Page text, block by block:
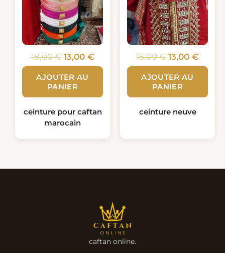
18,00€ 13,00 €
AJOUTER AU
PANIER
ceinture pour caftan
marocain
15,00€ 13,00 €
AJOUTER AU
PANIER
ceinture neuve
caftan online.